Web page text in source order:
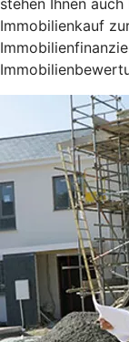
stehen Ihnen
Immobilienkauf